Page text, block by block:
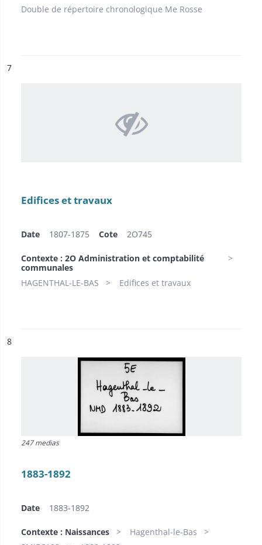
Double de répertoire chronologique Me Rosse
n°
7
Edifices et travaux
Date 1807-1875 Cote 2O745
Contexte : 2O Administration et comptabilité
communales
HAGENTHAL-LE-BAS
Edifices et travaux
n°
8
247 medias
1883-1892
Date 1883-1892
Contexte : Naissances
Hagenthal-le-Bas